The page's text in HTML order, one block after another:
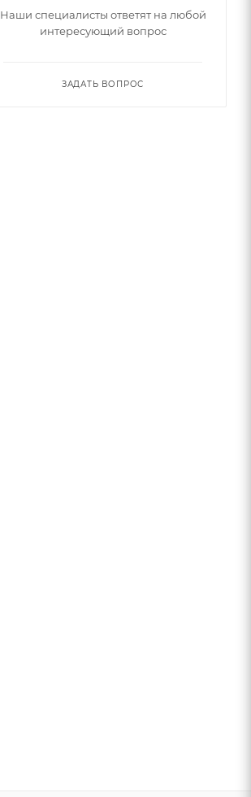
Наши специалисты ответят на любой
интересующий вопрос
ЗАДАТЬ ВОПРОС